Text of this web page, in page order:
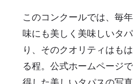
このコンクールでは、毎
味にも美しく美味しいタ
り、そのクオリティはも
る程。公式ホームページ